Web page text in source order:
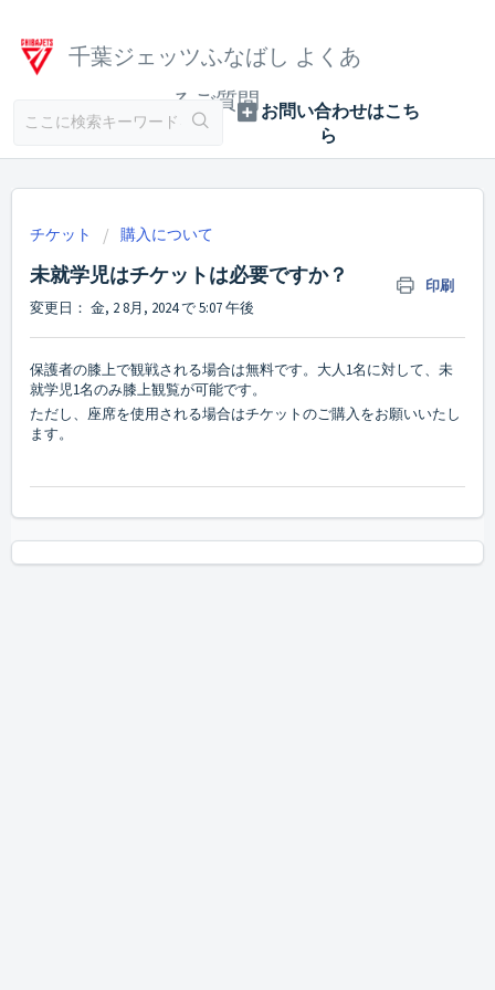
千葉ジェッツふなばし よくあ
るご質問
チケット 購入について
未就学児はチケットは必要ですか？ 印刷
変更日： 金, 2 8月, 2024 で 5:07 午後
保護者の膝上で観戦される場合は無料です。大人1名に対して、未
就学児1名のみ膝上観覧が可能です。
ただし、座席を使用される場合はチケットのご購入をお願いいたし
ます。